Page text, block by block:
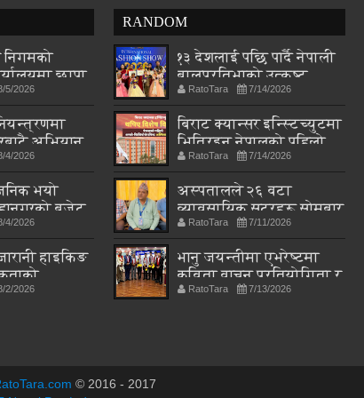
छापा
5/2026
अभियान
4/2026
भयो
बजेट
सुरु
4/2026
हाइकिङ
2/2026
RANDOM
१३ देशलाई पछि पार्दै नेपाली
बालप्रतिभाको उत्कृष्ट
प्रदर्शन, विश्वभर चम्कियो
नेपालको नाम
RatoTara 7/14/2026
बिराट क्यान्सर इन्स्टिच्युटमा
भित्रिइन् नेपालको पहिलो
अंको फिजियोथेरापिस्ट
अस्मिता श्रेष्ठ
RatoTara 7/14/2026
अस्पतालले २६ वटा
व्यावसायिक सटरहरू सोमबार
भत्काइने
RatoTara 7/11/2026
भानु जयन्तीमा एभरेष्टमा
कविता वाचन प्रतियोगिता र
स्रष्टालाई सम्मान
RatoTara 7/13/2026
© 2016 - 2017